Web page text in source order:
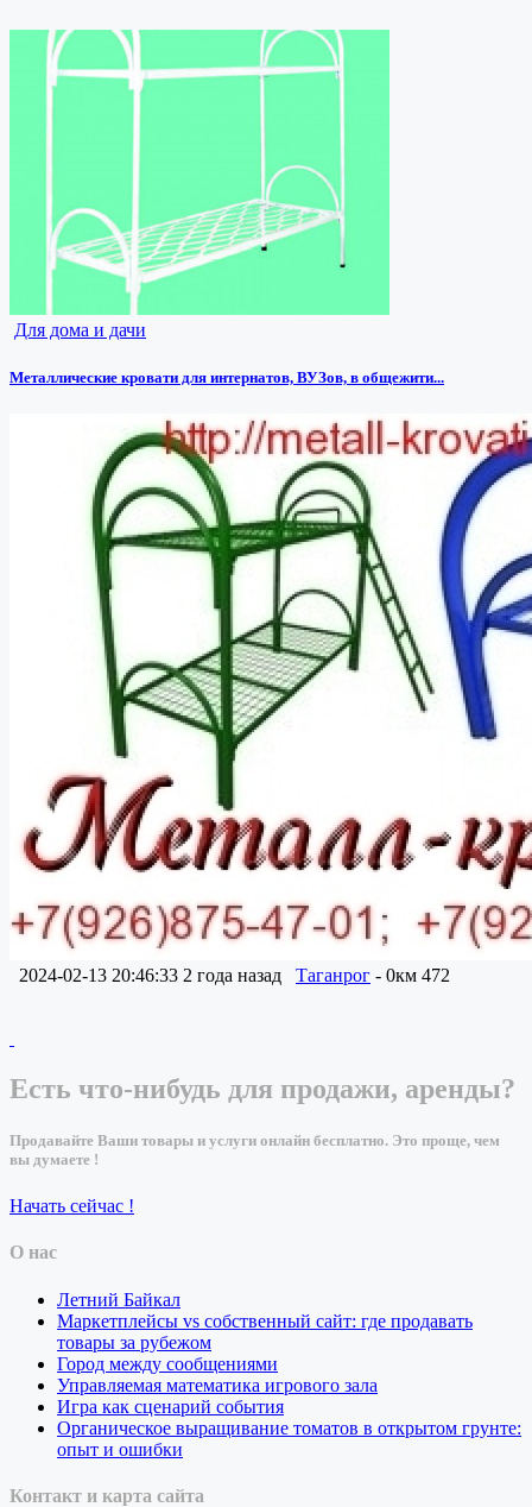
Для дома и дачи
Металлические кровати для интернатов, ВУЗов, в общежити...
2024-02-13 20:46:33 2 года назад Таганрог - 0км 472
Есть что-нибудь для продажи, аренды?
Продавайте Ваши товары и услуги онлайн бесплатно. Это проще, чем
вы думаете !
Начать сейчас !
О нас
Летний Байкал
Маркетплейсы vs собственный сайт: где продавать
товары за рубежом
Город между сообщениями
Управляемая математика игрового зала
Игра как сценарий события
Органическое выращивание томатов в открытом грунте:
опыт и ошибки
Контакт и карта сайта